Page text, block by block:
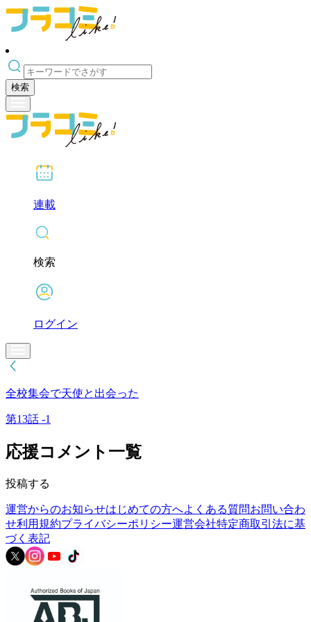
検索
連載
検索
ログイン
全校集会で天使と出会った
第13話 -1
応援コメント一覧
投稿する
運営からのお知らせはじめての方へよくある質問お問い合わ
せ利用規約プライバシーポリシー運営会社特定商取引法に基
づく表記